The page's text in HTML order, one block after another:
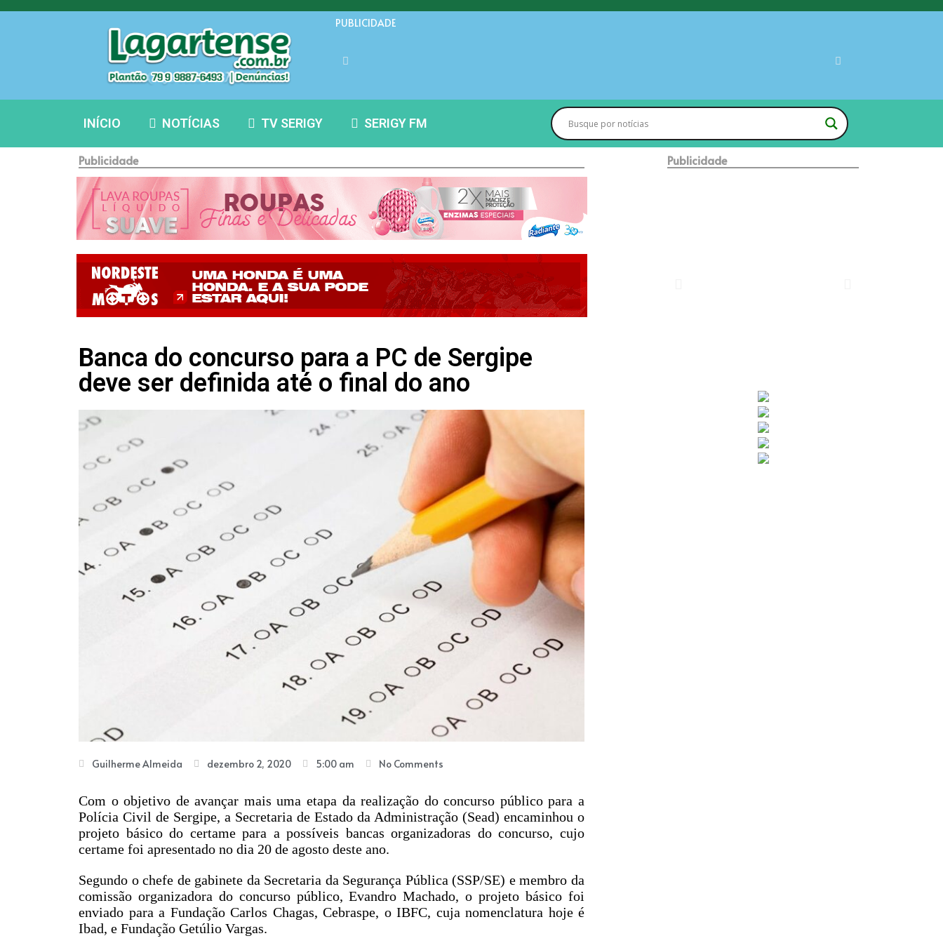
PUBLICIDADE
INÍCIO NOTÍCIAS TV SERIGY SERIGY FM
Publicidade
Banca do concurso para a PC de Sergipe
deve ser definida até o final do ano
Guilherme Almeida dezembro 2, 2020 5:00 am No Comments
Com o objetivo de avançar mais uma etapa da realização do concurso público para a
Polícia Civil de Sergipe, a Secretaria de Estado da Administração (Sead) encaminhou o
projeto básico do certame para a possíveis bancas organizadoras do concurso, cujo
certame foi apresentado no dia 20 de agosto deste ano.
Segundo o chefe de gabinete da Secretaria da Segurança Pública (SSP/SE) e membro da
comissão organizadora do concurso público, Evandro Machado, o projeto básico foi
enviado para a Fundação Carlos Chagas, Cebraspe, o IBFC, cuja nomenclatura hoje é
Ibad, e Fundação Getúlio Vargas.
Publicidade